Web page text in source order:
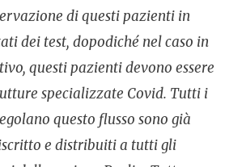
di questi pazienti in
dei test, dopodiché nel caso in
questi pazienti devono essere
specializzate Covid. Tutti i
questo flusso sono già
e distribuiti a tutti gli